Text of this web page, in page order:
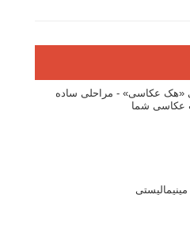
«هک عکاسی» - مراحلی ساده
عکاسی شما